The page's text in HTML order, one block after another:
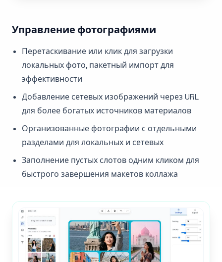
Управление фотографиями
Перетаскивание или клик для загрузки
локальных фото, пакетный импорт для
эффективности
Добавление сетевых изображений через URL
для более богатых источников материалов
Организованные фотографии с отдельными
разделами для локальных и сетевых
Заполнение пустых слотов одним кликом для
быстрого завершения макетов коллажа